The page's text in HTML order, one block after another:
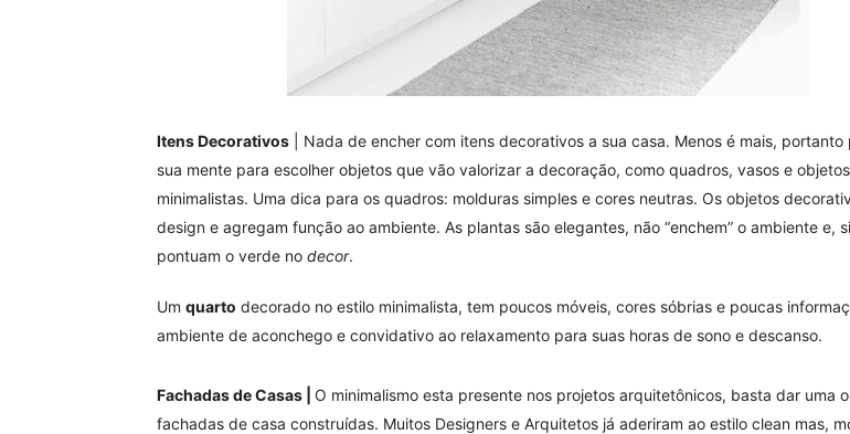
Itens Decorativos | Nada de encher com itens decorativos a sua casa. Menos é mais, portanto
sua mente para escolher objetos que vão valorizar a decoração, como quadros, vasos e objetos
minimalistas. Uma dica para os quadros: molduras simples e cores neutras. Os objetos
design e agregam função ao ambiente. As plantas são elegantes, não “enchem” o ambiente e,
pontuam o verde no decor.
Um quarto decorado no estilo minimalista, tem poucos móveis, cores sóbrias e poucas
ambiente de aconchego e convidativo ao relaxamento para suas horas de sono e descanso.
Fachadas de Casas | O minimalismo esta presente nos projetos arquitetônicos, basta dar uma
fachadas de casa construídas. Muitos Designers e Arquitetos já aderiram ao estilo clean mas,